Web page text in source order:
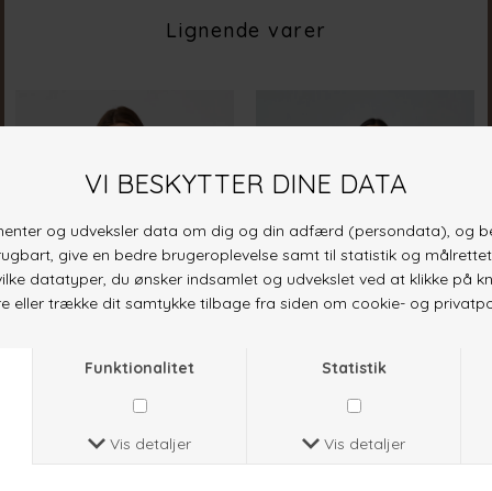
Lignende varer
ROSE
DKK 399,-
NAVY STRIPES EMB.
DKK 449,-